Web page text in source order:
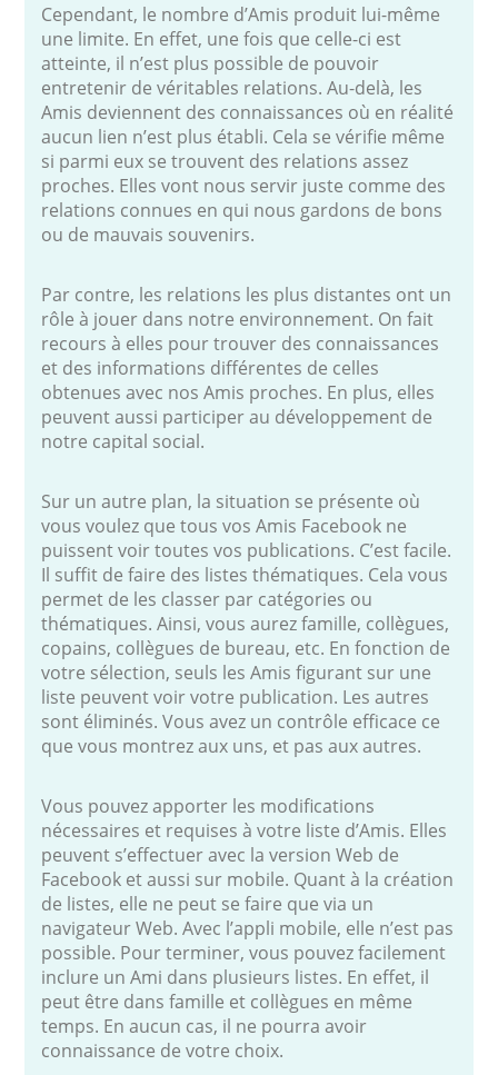
Cependant, le nombre d’Amis produit lui-même
une limite. En effet, une fois que celle-ci est
atteinte, il n’est plus possible de pouvoir
entretenir de véritables relations. Au-delà, les
Amis deviennent des connaissances où en réalité
aucun lien n’est plus établi. Cela se vérifie même
si parmi eux se trouvent des relations assez
proches. Elles vont nous servir juste comme des
relations connues en qui nous gardons de bons
ou de mauvais souvenirs.
Par contre, les relations les plus distantes ont un
rôle à jouer dans notre environnement. On fait
recours à elles pour trouver des connaissances
et des informations différentes de celles
obtenues avec nos Amis proches. En plus, elles
peuvent aussi participer au développement de
notre capital social.
Sur un autre plan, la situation se présente où
vous voulez que tous vos Amis Facebook ne
puissent voir toutes vos publications. C’est facile.
Il suffit de faire des listes thématiques. Cela vous
permet de les classer par catégories ou
thématiques. Ainsi, vous aurez famille, collègues,
copains, collègues de bureau, etc. En fonction de
votre sélection, seuls les Amis figurant sur une
liste peuvent voir votre publication. Les autres
sont éliminés. Vous avez un contrôle efficace ce
que vous montrez aux uns, et pas aux autres.
Vous pouvez apporter les modifications
nécessaires et requises à votre liste d’Amis. Elles
peuvent s’effectuer avec la version Web de
Facebook et aussi sur mobile. Quant à la création
de listes, elle ne peut se faire que via un
navigateur Web. Avec l’appli mobile, elle n’est pas
possible. Pour terminer, vous pouvez facilement
inclure un Ami dans plusieurs listes. En effet, il
peut être dans famille et collègues en même
temps. En aucun cas, il ne pourra avoir
connaissance de votre choix.